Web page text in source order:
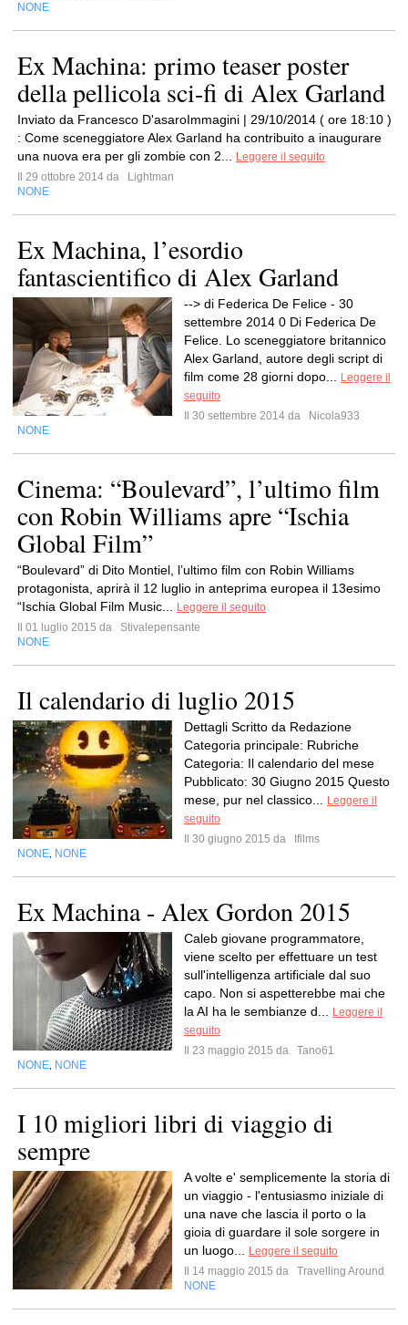
NONE
Ex Machina: primo teaser poster
della pellicola sci-fi di Alex Garland
Inviato da Francesco D'asaroImmagini | 29/10/2014 ( ore 18:10 )
: Come sceneggiatore Alex Garland ha contribuito a inaugurare
una nuova era per gli zombie con 2...
Leggere il seguito
Il 29 ottobre 2014 da
Lightman
NONE
Ex Machina, l’esordio
fantascientifico di Alex Garland
--> di Federica De Felice - 30
settembre 2014 0 Di Federica De
Felice. Lo sceneggiatore britannico
Alex Garland, autore degli script di
film come 28 giorni dopo...
Leggere il
seguito
Il 30 settembre 2014 da
Nicola933
NONE
Cinema: “Boulevard”, l’ultimo film
con Robin Williams apre “Ischia
Global Film”
“Boulevard” di Dito Montiel, l’ultimo film con Robin Williams
protagonista, aprirà il 12 luglio in anteprima europea il 13esimo
“Ischia Global Film Music...
Leggere il seguito
Il 01 luglio 2015 da
Stivalepensante
NONE
Il calendario di luglio 2015
Dettagli Scritto da Redazione
Categoria principale: Rubriche
Categoria: Il calendario del mese
Pubblicato: 30 Giugno 2015 Questo
mese, pur nel classico...
Leggere il
seguito
Il 30 giugno 2015 da
Ifilms
NONE NONE
Ex Machina - Alex Gordon 2015
Caleb giovane programmatore,
viene scelto per effettuare un test
sull'intelligenza artificiale dal suo
capo. Non si aspetterebbe mai che
la AI ha le sembianze d...
Leggere il
seguito
Il 23 maggio 2015 da
Tano61
NONE NONE
I 10 migliori libri di viaggio di
sempre
A volte e' semplicemente la storia di
un viaggio - l'entusiasmo iniziale di
una nave che lascia il porto o la
gioia di guardare il sole sorgere in
un luogo...
Leggere il seguito
Il 14 maggio 2015 da
Travelling Around
NONE